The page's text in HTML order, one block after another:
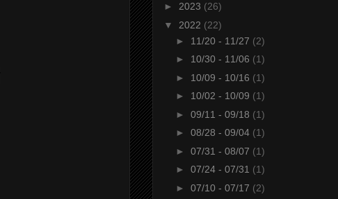
► 2023 (26)
▼ 2022 (22)
► 11/20 - 11/27 (2)
► 10/30 - 11/06 (1)
► 10/09 - 10/16 (1)
► 10/02 - 10/09 (1)
► 09/11 - 09/18 (1)
► 08/28 - 09/04 (1)
► 07/31 - 08/07 (1)
► 07/24 - 07/31 (1)
► 07/10 - 07/17 (2)